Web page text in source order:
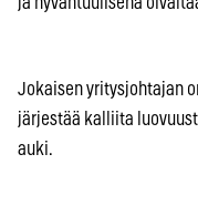
Jokaisen yritysjohtajan
järjestää kalliita
auki.